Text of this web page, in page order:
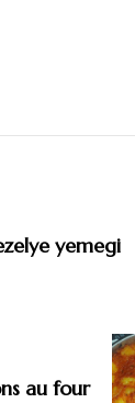
yemegi
au four